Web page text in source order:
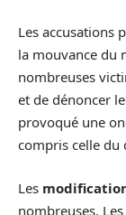
Les accusations
la mouvance du
nombreuses
et de dénoncer
provoqué une
compris celle du
Les
nombreuses.